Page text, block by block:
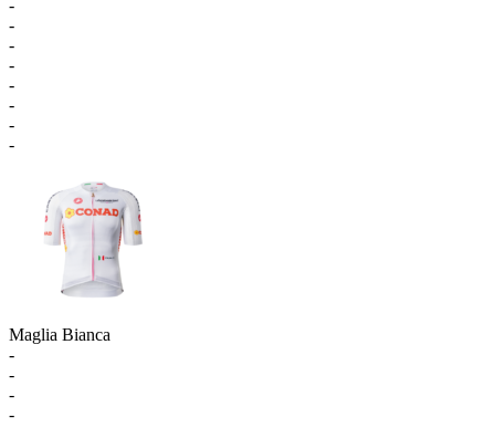
-
-
-
-
-
-
-
-
Maglia Bianca
-
-
-
-